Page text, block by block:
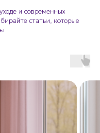
и современных
статьи, которые